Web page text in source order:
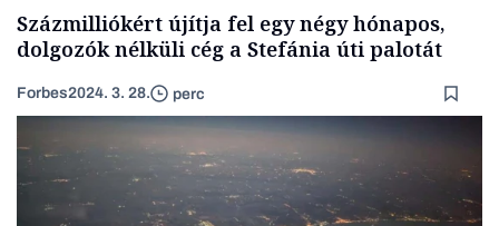
Százmilliókért újítja fel egy négy hónapos,
dolgozók nélküli cég a Stefánia úti palotát
Forbes2024. 3. 28. perc